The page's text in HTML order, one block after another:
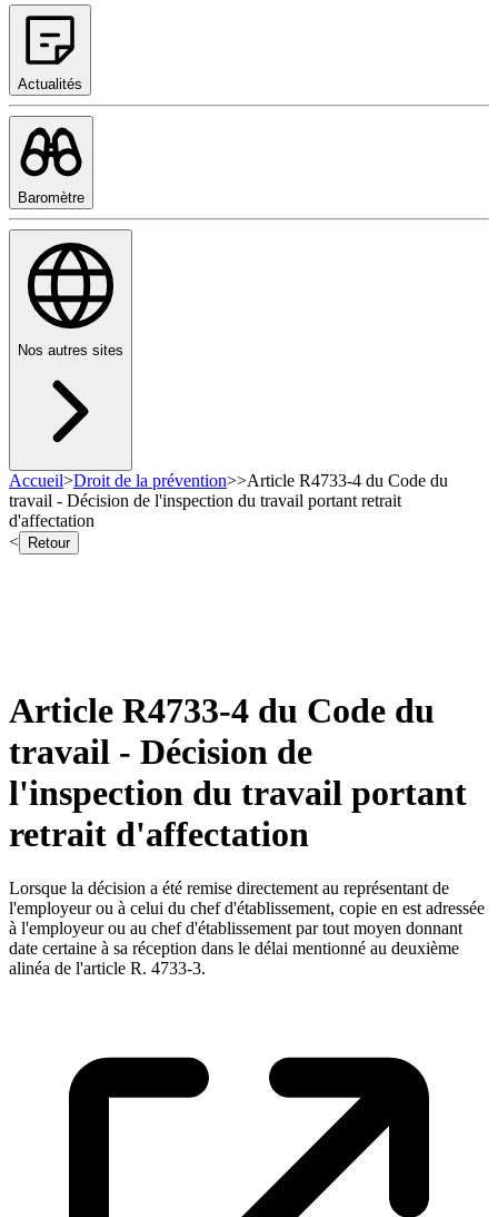
Actualités
Baromètre
Nos autres sites
Accueil>Droit de la prévention>>Article R4733-4 du Code du
travail - Décision de l'inspection du travail portant retrait
d'affectation
<
Retour
Article R4733-4 du Code du
travail - Décision de
l'inspection du travail portant
retrait d'affectation
Lorsque la décision a été remise directement au représentant de
l'employeur ou à celui du chef d'établissement, copie en est adressée
à l'employeur ou au chef d'établissement par tout moyen donnant
date certaine à sa réception dans le délai mentionné au deuxième
alinéa de l'article R. 4733-3.